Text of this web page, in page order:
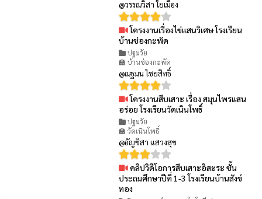
@วรรณวิสา ใยเมือง
โครงงานเรื่องไข่แสนวิเศษ โรงเรียน
บ้านช่องกะพัด
ปฐมวัย
🏫 บ้านช่องกะพัด
@ณฐมน ไชยสิทธิ์
โครงงานสืบเสาะ เรื่อง สมุนไพรแสน
อร่อย โรงเรียนวัดเนินโพธิ์
ปฐมวัย
🏫 วัดเนินโพธิ์
@อัญชิสา แสวงสุข
คลิปวิดีโอการสืบเสาะอิสะระ ชั้น
ประถมศึกษาปีที่ 1-3 โรงเรียนบ้านสังข์
ทอง